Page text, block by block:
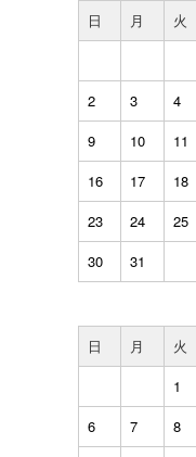
日
月 火
2
3 4
9
10 11
16
17 18
23
24 25
30
31
日
月 火
1
6
7 8